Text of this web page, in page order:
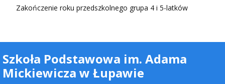
Zakończenie roku przedszkolnego grupa 4 i 5-latków
Szkoła Podstawowa im. Adama
Mickiewicza w Łupawie